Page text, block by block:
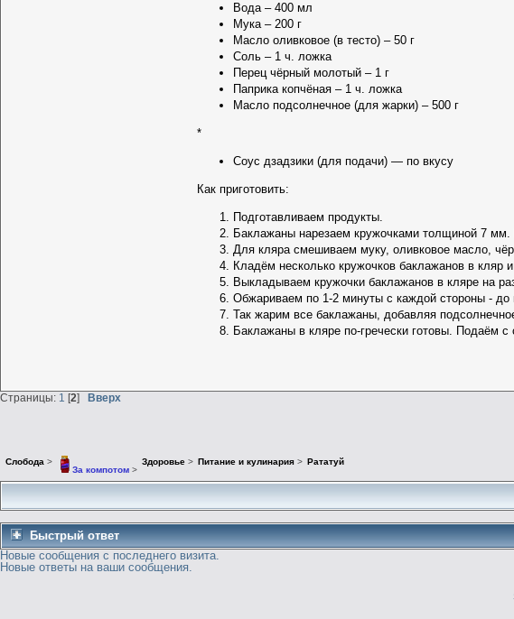
Вода – 400 мл
Мука – 200 г
Масло оливковое (в тесто) – 50 г
Соль – 1 ч. ложка
Перец чёрный молотый – 1 г
Паприка копчёная – 1 ч. ложка
Масло подсолнечное (для жарки) – 500 г
*
Соус дзадзики (для подачи) — по вкусу
Как приготовить:
Подготавливаем продукты.
Баклажаны нарезаем кружочками толщиной 7
Для кляра смешиваем муку, оливковое масло,
Кладём несколько кружочков баклажанов в кляр
Выкладываем кружочки баклажанов в кляре на
Обжариваем по 1-2 минуты с каждой стороны - до
Так жарим все баклажаны, добавляя
Баклажаны в кляре по-гречески готовы. Подаём с
Страницы: 1 [2] Вверх
Слобода >
За компотом>
Здоровье> Питание и кулинария> Рататуй
Быстрый ответ
Новые сообщения с последнего визита.
Новые ответы на ваши сообщения.